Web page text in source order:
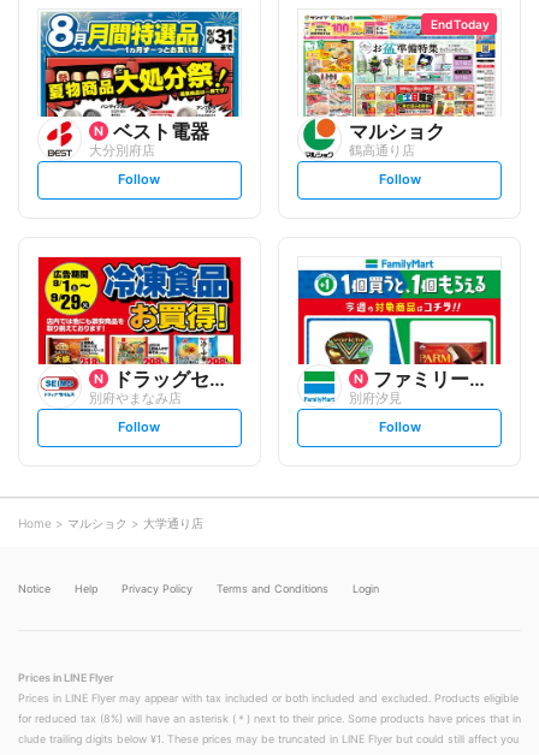
l
o
w
o
w
ベスト電器
大分別府店
s
t
l
o
w
Follow
End Today
マルショク
鶴高通り店
s
t
l
o
w
Follow
ドラッグセイムス
別府やまなみ店
s
t
o
w
Follow
ファミリーマート
別府汐見
s
t
Follow
Home マルショク 大学通り店
Notice Help Privacy Policy Terms and Conditions Login
Prices in LINE Flyer
Prices in LINE Flyer may appear with tax included or both included and excluded. Products eligible
for reduced tax (8%) will have an asterisk (＊) next to their price. Some products have prices that in
clude trailing digits below ¥1. These prices may be truncated in LINE Flyer but could still affect you